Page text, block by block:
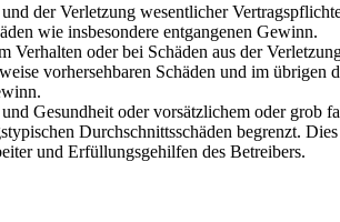
der Verletzung wesentlicher
wie insbesondere entgangenen Gewinn.
oder bei Schäden aus der
vorhersehbaren Schäden und im übrigen
Gesundheit oder vorsätzlichem oder grob
Durchschnittsschäden begrenzt.
und Erfüllungsgehilfen des Betreibers.